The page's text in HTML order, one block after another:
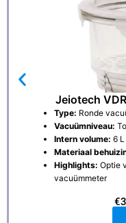
Jeiotech
Type: Ronde
Vacuümniveau:
Intern volume: 6 L
Materiaal
Highlights: Optie
vacuümmeter
€